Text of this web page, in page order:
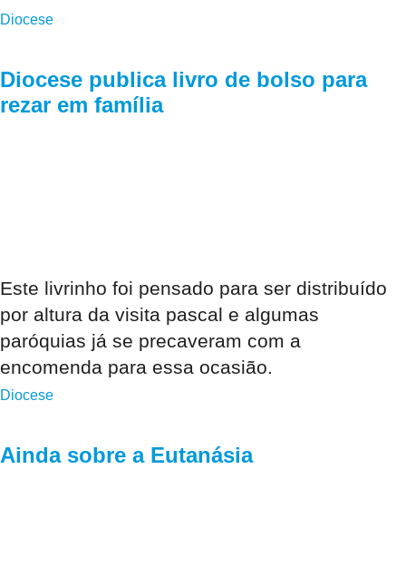
Diocese
Diocese publica livro de bolso para
rezar em família
Este livrinho foi pensado para ser distribuído
por altura da visita pascal e algumas
paróquias já se precaveram com a
encomenda para essa ocasião.
Diocese
Ainda sobre a Eutanásia